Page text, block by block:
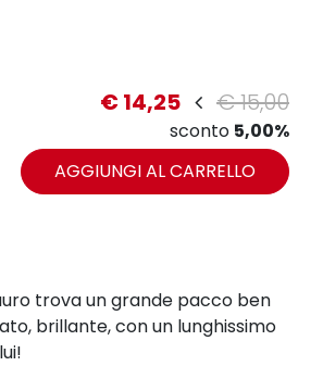
€ 14,25 € 15,00
sconto 5,00%
AGGIUNGI AL CARRELLO
trova un grande pacco ben
brillante, con un lunghissimo